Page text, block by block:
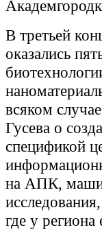
В третьей
оказались
всяком
Гусева о
спецификой
на АПК,
где у региона